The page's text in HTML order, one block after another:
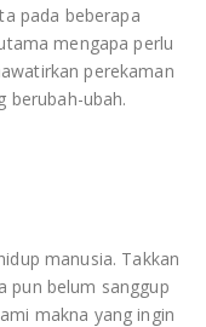
pada beberapa
mengapa perlu
perekaman
berubah-ubah.
manusia. Takkan
pun belum sanggup
makna yang ingin